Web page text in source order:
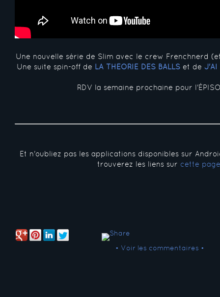
Une nouvelle série de Slim avec le crew Frenchnerd
Une suite spin-off de LA THÉORIE DES BALLS et de J'AI
RDV la semaine prochaine pour
Et n'oubliez pas les applications disponibles sur
trouverez les liens sur cette page
• Voir les commentaires •